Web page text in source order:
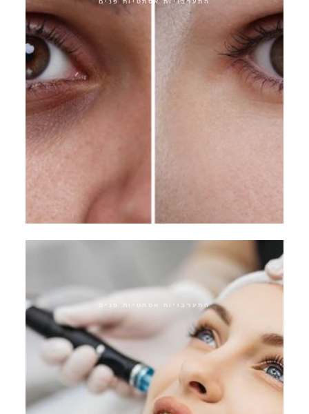
אפקט תפירת עיניים
התערבויות אסתטיות פנים